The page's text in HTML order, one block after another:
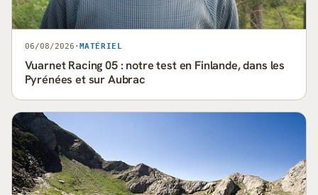
06/08/2026 · MATÉRIEL
Vuarnet Racing 05 : notre test en Finlande, dans les
Pyrénées et sur Aubrac